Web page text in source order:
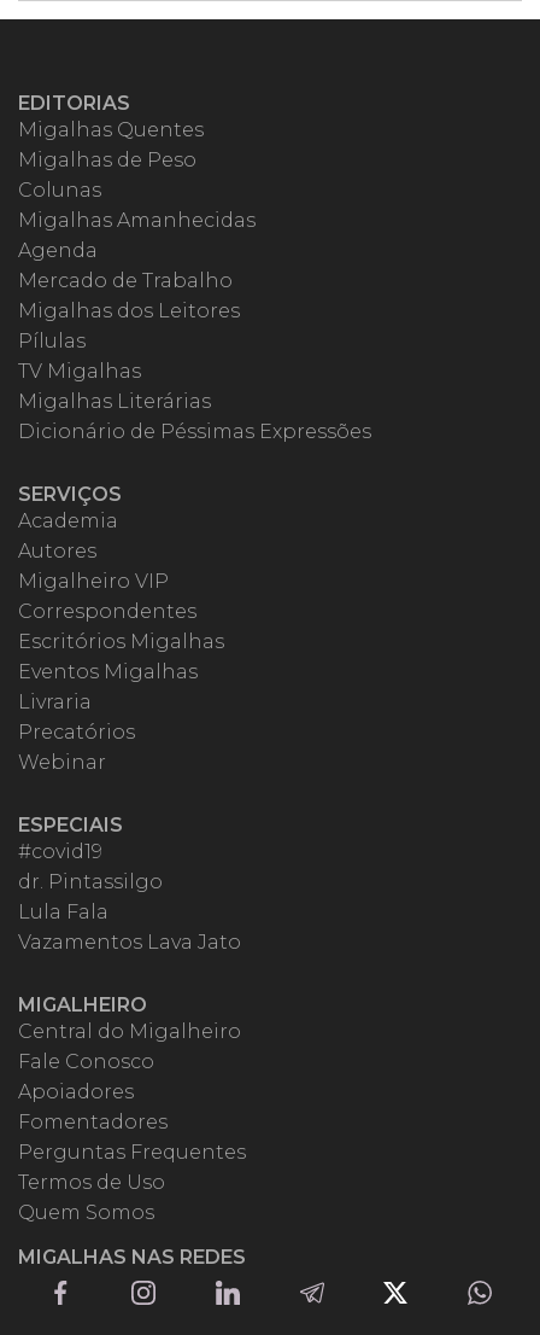
EDITORIAS
Migalhas Quentes
Migalhas de Peso
Colunas
Migalhas Amanhecidas
Agenda
Mercado de Trabalho
Migalhas dos Leitores
Pílulas
TV Migalhas
Migalhas Literárias
Dicionário de Péssimas Expressões
SERVIÇOS
Academia
Autores
Migalheiro VIP
Correspondentes
Escritórios Migalhas
Eventos Migalhas
Livraria
Precatórios
Webinar
ESPECIAIS
#covid19
dr. Pintassilgo
Lula Fala
Vazamentos Lava Jato
MIGALHEIRO
Central do Migalheiro
Fale Conosco
Apoiadores
Fomentadores
Perguntas Frequentes
Termos de Uso
Quem Somos
MIGALHAS NAS REDES